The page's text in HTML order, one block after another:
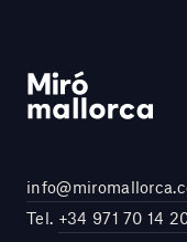
Tel. +34 971 70 14